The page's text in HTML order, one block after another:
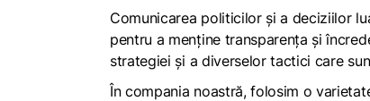
Comunicarea politicilor și a deciziilor
pentru a menține transparența și
strategiei și a diverselor tactici care
În compania noastră, folosim o